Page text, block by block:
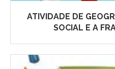
ATIVIDADE DE
SOCIAL E A